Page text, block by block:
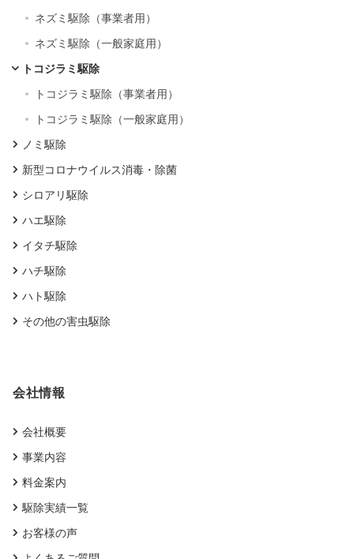
ネズミ駆除（事業者用）
ネズミ駆除（一般家庭用）
トコジラミ駆除
トコジラミ駆除（事業者用）
トコジラミ駆除（一般家庭用）
ノミ駆除
新型コロナウイルス消毒・除菌
シロアリ駆除
ハエ駆除
イタチ駆除
ハチ駆除
ハト駆除
その他の害虫駆除
会社情報
会社概要
事業内容
料金案内
駆除実績一覧
お客様の声